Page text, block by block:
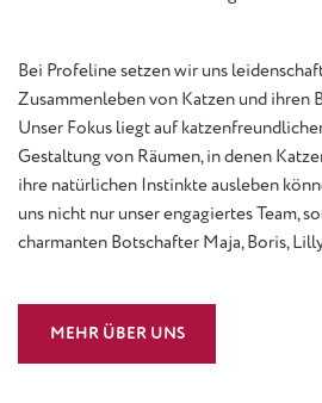
Bei Profeline setzen wir uns
Zusammenleben von Katzen und ihren
Unser Fokus liegt auf
Gestaltung von Räumen, in denen
ihre natürlichen Instinkte ausleben
uns nicht nur unser engagiertes Team,
charmanten Botschafter Maja, Boris,
MEHR ÜBER UNS